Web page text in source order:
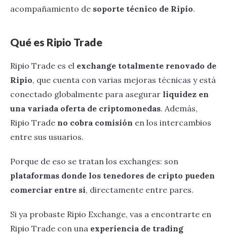
acompañamiento de soporte técnico de Ripio.
Qué es Ripio Trade
Ripio Trade es el exchange totalmente renovado de
Ripio, que cuenta con varias mejoras técnicas y está
conectado globalmente para asegurar liquidez en
una variada oferta de criptomonedas. Además,
Ripio Trade no cobra comisión en los intercambios
entre sus usuarios.
Porque de eso se tratan los exchanges: son
plataformas donde los tenedores de cripto pueden
comerciar entre sí, directamente entre pares.
Si ya probaste Ripio Exchange, vas a encontrarte en
Ripio Trade con una experiencia de trading